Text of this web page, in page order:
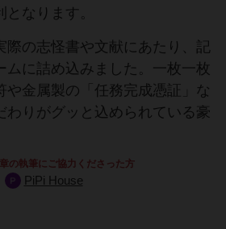
なります。
際の志怪書や文献にあたり、記
ムに詰め込みました。一枚一枚
や金属製の「任務完成憑証」な
わりがグッと込められている豪
章の執筆にご協力くださった方
PiPi House